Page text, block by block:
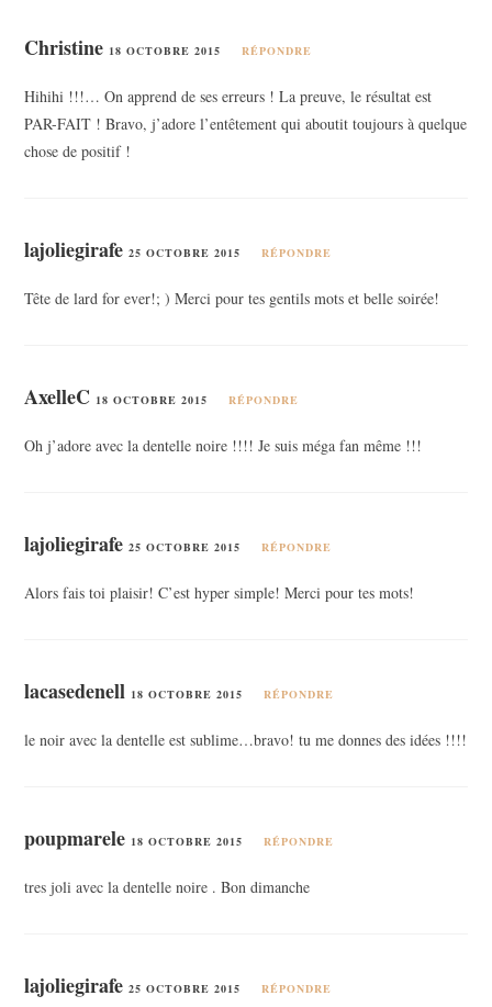
Christine 18 OCTOBRE 2015 RÉPONDRE
Hihihi !!!… On apprend de ses erreurs ! La preuve, le résultat est
PAR-FAIT ! Bravo, j’adore l’entêtement qui aboutit toujours à quelque
chose de positif !
lajoliegirafe 25 OCTOBRE 2015 RÉPONDRE
Tête de lard for ever!; ) Merci pour tes gentils mots et belle soirée!
AxelleC 18 OCTOBRE 2015 RÉPONDRE
Oh j’adore avec la dentelle noire !!!! Je suis méga fan même !!!
lajoliegirafe 25 OCTOBRE 2015 RÉPONDRE
Alors fais toi plaisir! C’est hyper simple! Merci pour tes mots!
lacasedenell 18 OCTOBRE 2015 RÉPONDRE
le noir avec la dentelle est sublime…bravo! tu me donnes des idées !!!!
poupmarele 18 OCTOBRE 2015 RÉPONDRE
tres joli avec la dentelle noire . Bon dimanche
lajoliegirafe 25 OCTOBRE 2015 RÉPONDRE